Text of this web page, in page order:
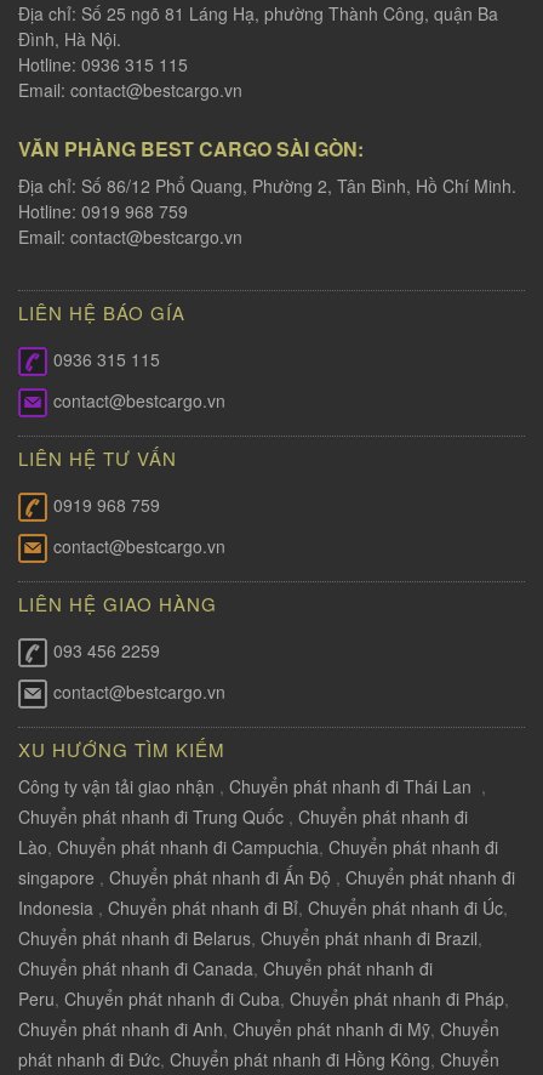
Địa chỉ: Số 25 ngõ 81 Láng Hạ, phường Thành Công, quận Ba
Đình, Hà Nội.
Hotline: 0936 315 115
Email: contact@bestcargo.vn
VĂN PHÀNG BEST CARGO SÀI GÒN:
Địa chỉ: Số 86/12 Phổ Quang, Phường 2, Tân Bình, Hồ Chí Minh.
Hotline: 0919 968 759
Email: contact@bestcargo.vn
LIÊN HỆ BÁO GÍA
0936 315 115
contact@bestcargo.vn
LIÊN HỆ TƯ VẤN
0919 968 759
contact@bestcargo.vn
LIÊN HỆ GIAO HÀNG
093 456 2259
contact@bestcargo.vn
XU HƯỚNG TÌM KIẾM
Công ty vận tải giao nhận , Chuyển phát nhanh đi Thái Lan ,
Chuyển phát nhanh đi Trung Quốc , Chuyển phát nhanh đi
Lào, Chuyển phát nhanh đi Campuchia, Chuyển phát nhanh đi
singapore , Chuyển phát nhanh đi Ấn Độ , Chuyển phát nhanh đi
Indonesia , Chuyển phát nhanh đi Bỉ, Chuyển phát nhanh đi Úc,
Chuyển phát nhanh đi Belarus, Chuyển phát nhanh đi Brazil,
Chuyển phát nhanh đi Canada, Chuyển phát nhanh đi
Peru, Chuyển phát nhanh đi Cuba, Chuyển phát nhanh đi Pháp,
Chuyển phát nhanh đi Anh, Chuyển phát nhanh đi Mỹ, Chuyển
phát nhanh đi Đức, Chuyển phát nhanh đi Hồng Kông, Chuyển